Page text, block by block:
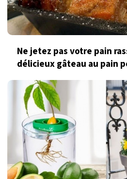
Ne jetez pas votre pain
délicieux gâteau au pain